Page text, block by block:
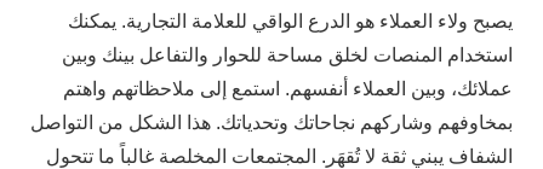
يصبح ولاء العملاء هو الدرع الواقي للعلامة التجارية. يمكنك
استخدام المنصات لخلق مساحة للحوار والتفاعل بينك وبين
عملائك، وبين العملاء أنفسهم. استمع إلى ملاحظاتهم واهتم
بمخاوفهم وشاركهم نجاحاتك وتحدياتك. هذا الشكل من التواصل
الشفاف يبني ثقة لا تُقهَر. المجتمعات المخلصة غالباً ما تتحول